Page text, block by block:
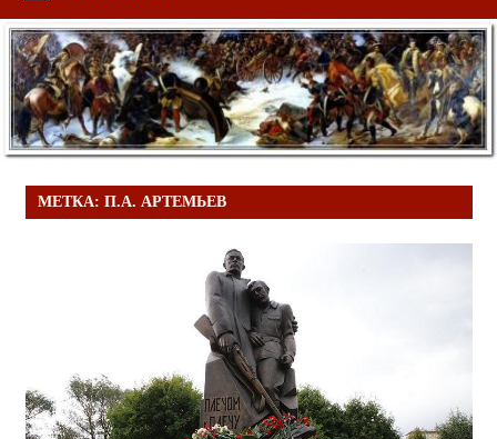
МЕТКА: П.А. АРТЕМЬЕВ